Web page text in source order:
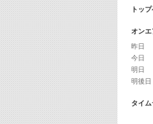
トッ
オンエ
昨日
今日
明日
明後日
タイ